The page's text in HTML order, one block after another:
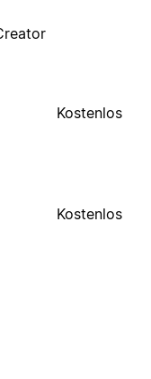
Kostenlos
Kostenlos